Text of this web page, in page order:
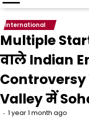
international
Multiple
वाले Indian
Controversy
Valley में
1 year 1 month ago